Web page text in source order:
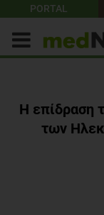
PORTAL
Η επίδραση
των